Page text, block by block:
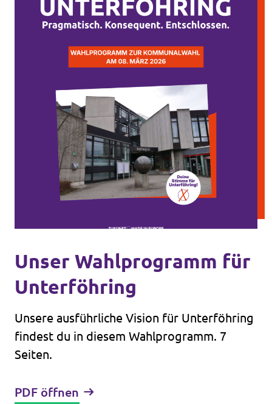
Unser Wahlprogramm für
Unterföhring
Unsere ausführliche Vision für Unterföhring
findest du in diesem Wahlprogramm. 7
Seiten.
PDF öffnen